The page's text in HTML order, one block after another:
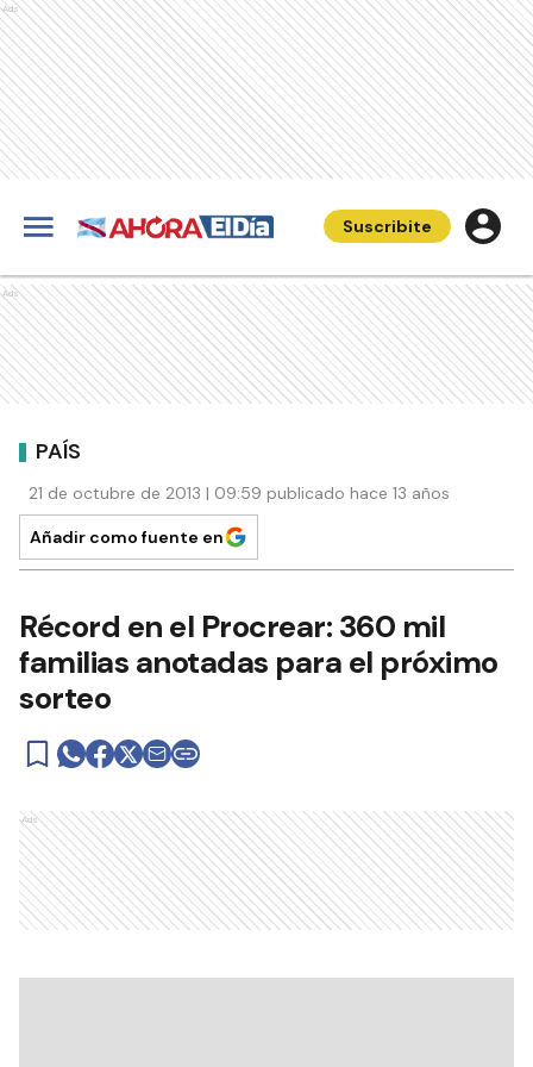
Ads
Suscribite
Ads
PAÍS
21 de octubre de 2013 | 09:59 publicado hace 13 años
Añadir como fuente en
Récord en el Procrear: 360 mil
familias anotadas para el próximo
sorteo
Ads